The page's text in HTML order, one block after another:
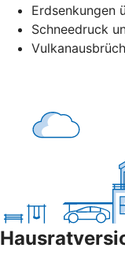
Erdsenkungen
Schneedruck